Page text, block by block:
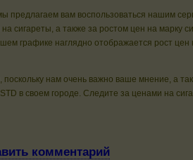
предлагаем вам воспользоваться нашим
сигареты, а также за ростом цен на марку
графике наглядно отображается рост
нам очень важно ваше мнение, а
в своем городе. Следите за ценами на
комментарий